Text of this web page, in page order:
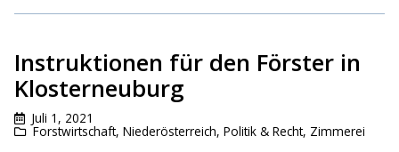
Instruktionen für den Förster in
Klosterneuburg
Juli 1, 2021
Forstwirtschaft, Niederösterreich, Politik & Recht, Zimmerei